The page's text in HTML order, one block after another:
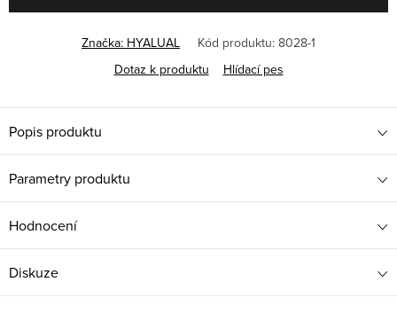
Značka: HYALUAL Kód produktu: 8028-1
Dotaz k produktu
Hlídací pes
Popis produktu
Parametry produktu
Hodnocení
Diskuze